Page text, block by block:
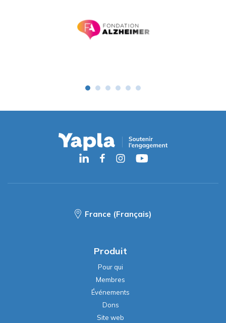
France (Français)
Produit
Pour qui
Membres
Événements
Dons
Site web